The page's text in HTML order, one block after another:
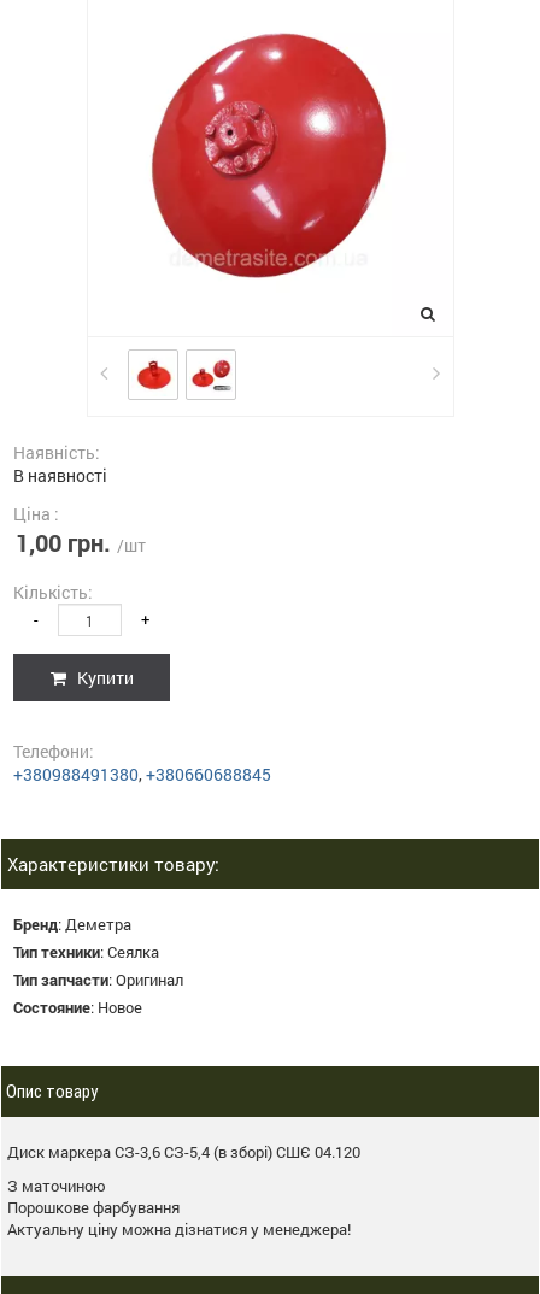
Наявність:
В наявності
Ціна :
1,00 грн. /шт
Кількість:
- +
Купити
Телефони:
+380988491380,+380660688845
Характеристики товару:
Бренд:Деметра
Тип техники:Сеялка
Тип запчасти:Оригинал
Состояние: Новое
Опис товару
Диск маркера СЗ-3,6 СЗ-5,4 (в зборі) СШЄ 04.120
З маточиною
Порошкове фарбування
Актуальну ціну можна дізнатися у менеджера!